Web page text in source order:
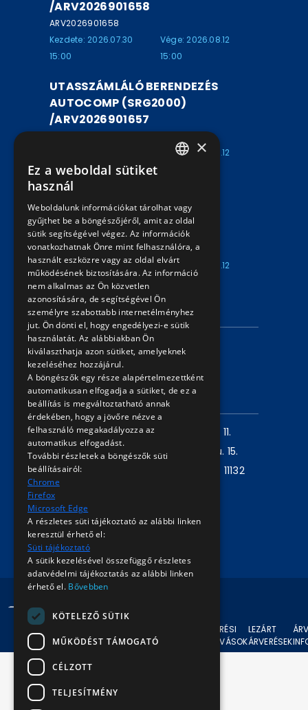
/ARV2026901658
ARV2026901658
Kezdete: 2026.07.30
15:00
Vége: 2026.08.12
15:00
UTASSZÁMLÁLÓ BERENDEZÉS
AUTOCOMP (SRG2000)
/ARV2026901657
15:00
Vége: 2026.08.12
AUTOCOMP (SRG2000)
/ARV2026901656
ARV2026901656
Kezdete: 2026.07.30
15:00
Vége: 2026.08.12
INFORMÁCIÓK
Adatvédelmi nyilatkozat
Árverési információk
ELÉRHETŐSÉG
Levelezési cím:1980 Budapest, Pf. 11.
Székhely:1072 Budapest, Akácfa u. 15.
Központ telefon:
+36 1 461 6500 / 11132
mellék
Írjon nekünk!
ÁRVERÉSEK
ÁRVERÉSI
FELHÍVÁSOK
LEZÁRT
ÁRVERÉSEK
×
Ez a weboldal sütiket
használ
Weboldalunk információkat tárolhat vagy
gyűjthet be a böngészőjéről, amit az oldal
sütik segítségével végez. Az információk
vonatkozhatnak Önre mint felhasználóra, a
használt eszközre vagy az oldal elvárt
működésének biztosítására. Az információ
nem alkalmas az Ön közvetlen
azonosítására, de segítségével Ön
személyre szabottabb internetélményhez
jut. Ön dönti el, hogy engedélyezi-e sütik
használatát. Az alábbiakban Ön
kiválaszthatja azon sütiket, amelyeknek
kezeléséhez hozzájárul.
A böngészők egy része alapértelmezettként
automatikusan elfogadja a sütiket, de ez a
beállítás is megváltoztatható annak
érdekében, hogy a jövőre nézve a
felhasználó megakadályozza az
automatikus elfogadást.
További részletek a böngészők süti
beállításairól:
Chrome
Firefox
Microsoft Edge
A részletes süti tájékoztató az alábbi linken
keresztül érhető el:
Süti tájékoztató
A sütik kezelésével összefüggő részletes
adatvédelmi tájékoztatás az alábbi linken
érhető el. Bővebben
KÖTELEZŐ SÜTIK
MŰKÖDÉST TÁMOGATÓ
CÉLZOTT
TELJESÍTMÉNY